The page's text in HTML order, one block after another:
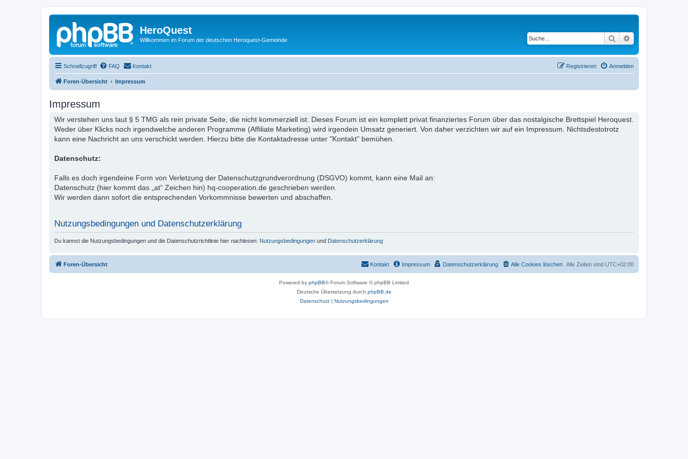
HeroQuest
Willkommen im Forum der deutschen Heroquest-Gemeinde Suche
Schnellzugriff FAQ Kontakt Anmelden
Registrieren
Foren-Übersicht Impressum
Impressum
Wir verstehen uns laut § 5 TMG als rein private Seite, die nicht kommerziell ist. Dieses Forum ist ein komplett privat finanziertes Forum über das nostalgische Brettspiel Heroquest.
Weder über Klicks noch irgendwelche anderen Programme (Affiliate Marketing) wird irgendein Umsatz generiert. Von daher verzichten wir auf ein Impressum. Nichtsdestotrotz
kann eine Nachricht an uns verschickt werden. Hierzu bitte die Kontaktadresse unter "Kontakt" bemühen.
Datenschutz:
Falls es doch irgendeine Form von Verletzung der Datenschutzgrundverordnung (DSGVO) kommt, kann eine Mail an:
Datenschutz (hier kommt das „at“ Zeichen hin) hq-cooperation.de geschrieben werden.
Wir werden dann sofort die entsprechenden Vorkommnisse bewerten und abschaffen.
Nutzungsbedingungen und Datenschutzerklärung
Du kannst die Nutzungsbedingungen und die Datenschutzrichtlinie hier nachlesen: Nutzungsbedingungen und Datenschutzerklärung
Foren-Übersicht Alle Zeiten sind UTC+02:00
Alle Cookies löschen
Datenschutzerklärung
Impressum
Kontakt
Powered by phpBB® Forum Software © phpBB Limited
Deutsche Übersetzung durch phpBB.de
Datenschutz| Nutzungsbedingungen